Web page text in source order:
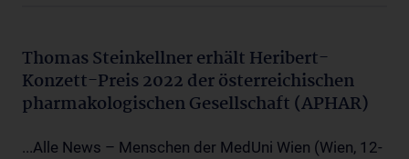
Thomas Steinkellner erhält Heribert-
Konzett-Preis 2022 der österreichischen
pharmakologischen Gesellschaft (APHAR)
...Alle News – Menschen der MedUni Wien (Wien, 12-